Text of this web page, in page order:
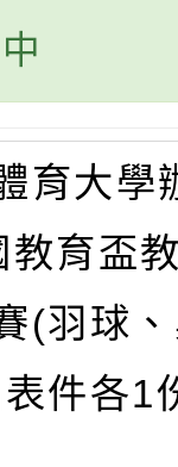
育大學
教育盃
(羽球
件各1